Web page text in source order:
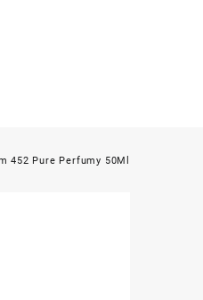
452 Pure Perfumy 50Ml